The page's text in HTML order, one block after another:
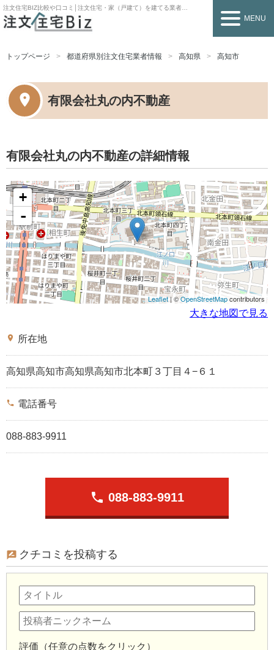
注文住宅BIZ比較や口コミ│注文住宅・家（戸建て）を建てる業者を探すなら
MENU
トップページ 都道府県別注文住宅業者情報 高知県 高知市
有限会社丸の内不動産
有限会社丸の内不動産の詳細情報
+
-
Leaflet| ©OpenStreetMapcontributors
大きな地図で見る
place 所在地
高知県高知市高知県高知市北本町３丁目４−６１
phone 電話番号
088-883-9911
phone 088-883-9911
クチコミを投稿する
評価（任意の点数をクリック）